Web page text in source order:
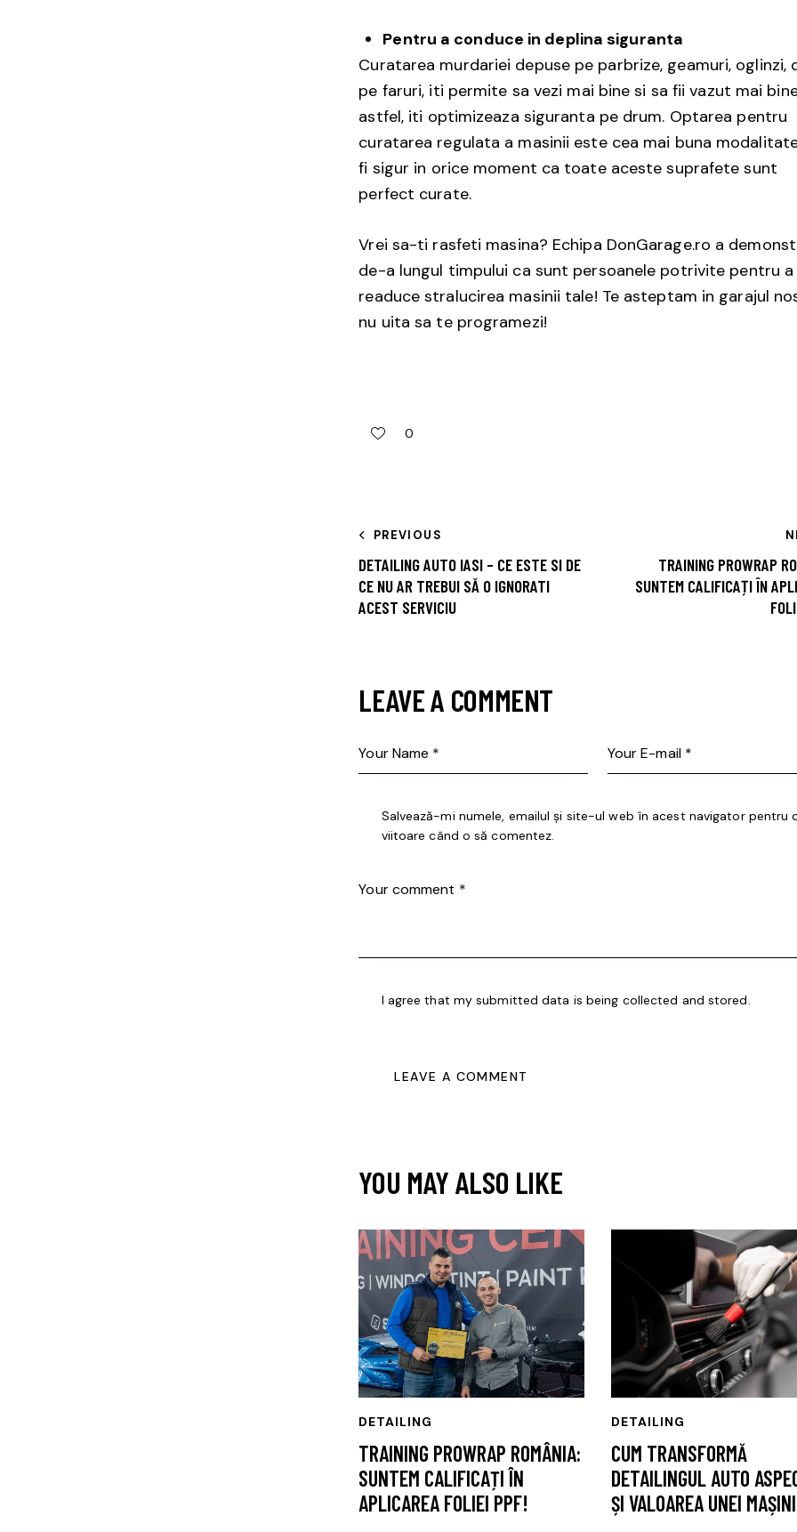
Pentru a conduce in deplina siguranta
Curatarea murdariei depuse pe parbrize, geamuri, oglinzi,
pe faruri, iti permite sa vezi mai bine si sa fii vazut mai
astfel, iti optimizeaza siguranta pe drum. Optarea pentru
curatarea regulata a masinii este cea mai buna
fi sigur in orice moment ca toate aceste suprafete sunt
perfect curate.
Vrei sa-ti rasfeti masina? Echipa DonGarage.ro a
de-a lungul timpului ca sunt persoanele potrivite pentru a
readuce stralucirea masinii tale! Te asteptam in garajul
nu uita sa te programezi!
0
PREVIOUS
DETAILING AUTO IASI – CE ESTE SI DE
CE NU AR TREBUI SĂ O IGNORATI
ACEST SERVICIU
TRAINING PROWRAP
SUNTEM CALIFICAȚI ÎN
LEAVE A COMMENT
Salvează-mi numele, emailul și site-ul web în acest navigator pentru
viitoare când o să comentez.
I agree that my submitted data is being collected and stored.
YOU MAY ALSO LIKE
DETAILING
TRAINING PROWRAP ROMÂNIA:
SUNTEM CALIFICAȚI ÎN
APLICAREA FOLIEI PPF!
DETAILING
CUM TRANSFORMĂ
DETAILINGUL AUTO
ȘI VALOAREA UNEI MAȘINI